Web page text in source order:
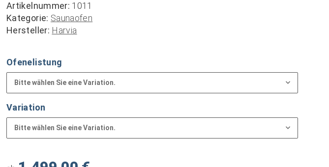
Artikelnummer: 1011
Kategorie: Saunaofen
Hersteller: Harvia
Ofenelistung
Bitte wählen Sie eine Variation.
Variation
Bitte wählen Sie eine Variation.